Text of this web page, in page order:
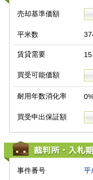
売却基準価額
平米数
賃貸需要
買受可能価額
耐用年数消化率
買受申出保証額
裁判所・入札
事件番号 平